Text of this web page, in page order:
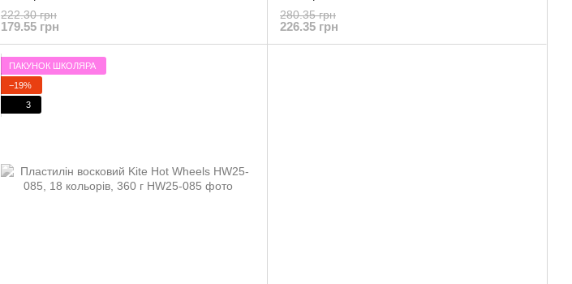
222.30 грн
179.55 грн
280.35 грн
226.35 грн
ПАКУНОК ШКОЛЯРА
−19%
3